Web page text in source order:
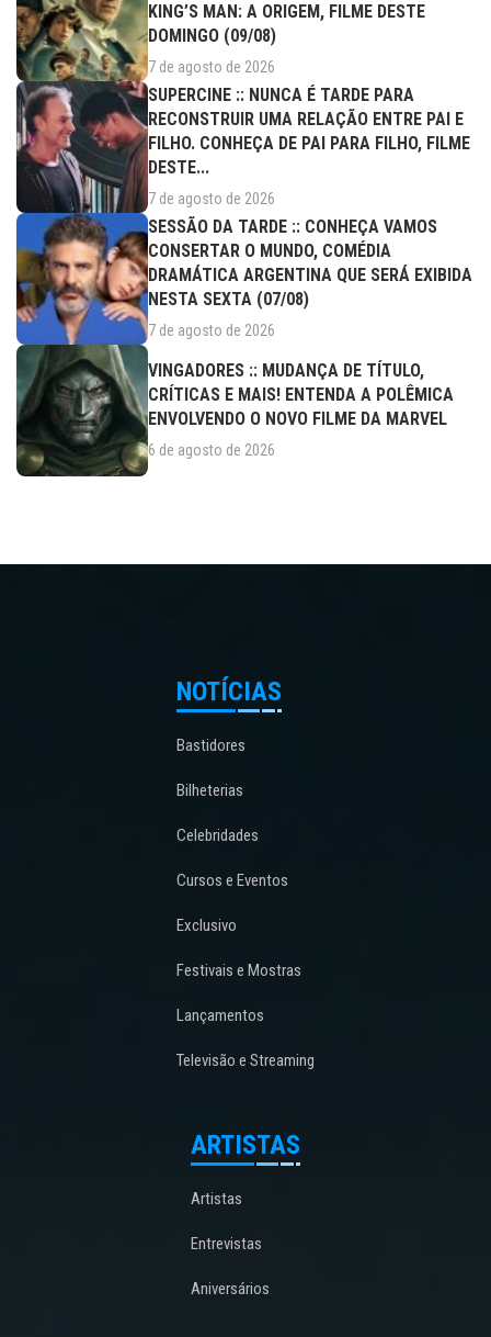
KING’S MAN: A ORIGEM, FILME DESTE
DOMINGO (09/08)
7 de agosto de 2026
SUPERCINE :: NUNCA É TARDE PARA
RECONSTRUIR UMA RELAÇÃO ENTRE PAI E
FILHO. CONHEÇA DE PAI PARA FILHO, FILME
DESTE...
7 de agosto de 2026
SESSÃO DA TARDE :: CONHEÇA VAMOS
CONSERTAR O MUNDO, COMÉDIA
DRAMÁTICA ARGENTINA QUE SERÁ EXIBIDA
NESTA SEXTA (07/08)
7 de agosto de 2026
VINGADORES :: MUDANÇA DE TÍTULO,
CRÍTICAS E MAIS! ENTENDA A POLÊMICA
ENVOLVENDO O NOVO FILME DA MARVEL
6 de agosto de 2026
NOTÍCIAS
Bastidores
Bilheterias
Celebridades
Cursos e Eventos
Exclusivo
Festivais e Mostras
Lançamentos
Televisão e Streaming
ARTISTAS
Artistas
Entrevistas
Aniversários